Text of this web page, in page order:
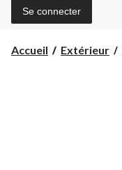
Se connecter
Accueil Extérieur